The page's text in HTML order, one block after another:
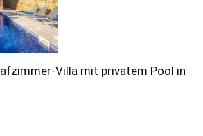
Villa mit privatem Pool in